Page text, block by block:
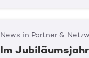
News in Partner &
Im